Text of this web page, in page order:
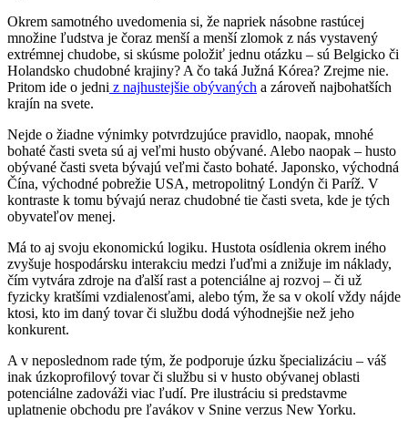
Okrem samotného uvedomenia si, že napriek násobne rastúcej
množine ľudstva je čoraz menší a menší zlomok z nás vystavený
extrémnej chudobe, si skúsme položiť jednu otázku – sú Belgicko či
Holandsko chudobné krajiny? A čo taká Južná Kórea? Zrejme nie.
Pritom ide o jedni z najhustejšie obývaných a zároveň najbohatších
krajín na svete.
Nejde o žiadne výnimky potvrdzujúce pravidlo, naopak, mnohé
bohaté časti sveta sú aj veľmi husto obývané. Alebo naopak – husto
obývané časti sveta bývajú veľmi často bohaté. Japonsko, východná
Čína, východné pobrežie USA, metropolitný Londýn či Paríž. V
kontraste k tomu bývajú neraz chudobné tie časti sveta, kde je tých
obyvateľov menej.
Má to aj svoju ekonomickú logiku. Hustota osídlenia okrem iného
zvyšuje hospodársku interakciu medzi ľuďmi a znižuje im náklady,
čím vytvára zdroje na ďalší rast a potenciálne aj rozvoj – či už
fyzicky kratšími vzdialenosťami, alebo tým, že sa v okolí vždy nájde
ktosi, kto im daný tovar či službu dodá výhodnejšie než jeho
konkurent.
A v neposlednom rade tým, že podporuje úzku špecializáciu – váš
inak úzkoprofilový tovar či službu si v husto obývanej oblasti
potenciálne zadováži viac ľudí. Pre ilustráciu si predstavme
uplatnenie obchodu pre ľavákov v Snine verzus New Yorku.